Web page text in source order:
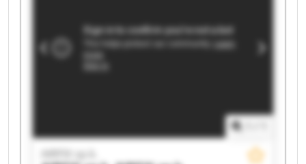
AIRFIX sp.k.